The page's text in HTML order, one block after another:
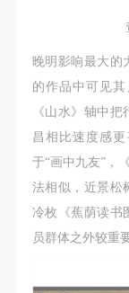
晚明影响最大的
的作品中可见
《山水》轴中
昌相比速度感
于“画中九友”，
法相似，近景松
冷枚《蕉荫读书
员群体之外较重